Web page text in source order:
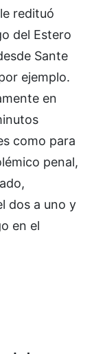
redituó
del Estero
Sante
ejemplo.
en
como para
penal,
dos a uno y
en el